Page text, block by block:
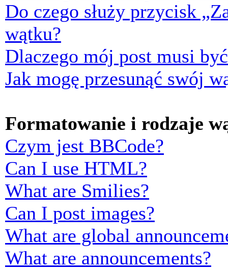
Do czego służy przycisk
wątku?
Dlaczego mój post musi
Jak mogę przesunąć swój
Formatowanie i rodzaje
Czym jest BBCode?
Can I use HTML?
What are Smilies?
Can I post images?
What are global
What are announcements?